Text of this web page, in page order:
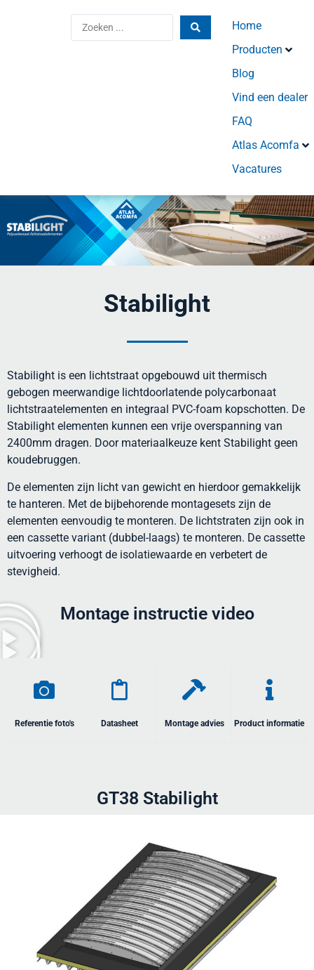
Home
Producten
Blog
Vind een dealer
FAQ
Atlas Acomfa
Vacatures
Stabilight
Stabilight is een lichtstraat opgebouwd uit thermisch
gebogen meerwandige lichtdoorlatende polycarbonaat
lichtstraatelementen en integraal PVC-foam kopschotten. De
Stabilight elementen kunnen een vrije overspanning van
2400mm dragen. Door materiaalkeuze kent Stabilight geen
koudebruggen.
De elementen zijn licht van gewicht en hierdoor gemakkelijk
te hanteren. Met de bijbehorende montagesets zijn de
elementen eenvoudig te monteren. De lichtstraten zijn ook in
een cassette variant (dubbel-laags) te monteren. De cassette
uitvoering verhoogt de isolatiewaarde en verbetert de
stevigheid.
Montage instructie video
Referentie foto's Datasheet Montage advies Product informatie
GT38 Stabilight